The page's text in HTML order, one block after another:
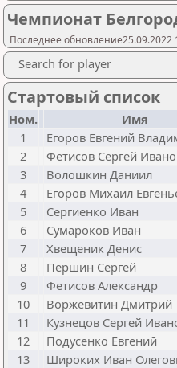
Чемпионат
Последнее обновление25.09.2022
Search for player
Стартовый список
Ном. Имя
1
Егоров Евгений
2
Фетисов Сергей
3
Волошкин Даниил
4
Егоров Михаил
5
Сергиенко Иван
6
Сумароков Иван
7
Хвещеник Денис
8
Першин Сергей
9
Фетисов Александр
10
Воржевитин Дмитрий
11
Кузнецов Сергей
12
Подусенко Евгений
13
Широких Иван